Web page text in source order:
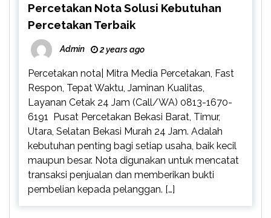
Percetakan Nota Solusi Kebutuhan
Percetakan Terbaik
Admin 2 years ago
Percetakan nota| Mitra Media Percetakan, Fast
Respon, Tepat Waktu, Jaminan Kualitas,
Layanan Cetak 24 Jam (Call/WA) 0813-1670-
6191 Pusat Percetakan Bekasi Barat, Timur,
Utara, Selatan Bekasi Murah 24 Jam. Adalah
kebutuhan penting bagi setiap usaha, baik kecil
maupun besar. Nota digunakan untuk mencatat
transaksi penjualan dan memberikan bukti
pembelian kepada pelanggan. […]